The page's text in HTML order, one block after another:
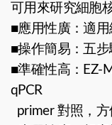
可用來研究細胞
■應用性廣：適
■操作簡易：五
■準確性高：EZ-
qPCR
primer 對照，